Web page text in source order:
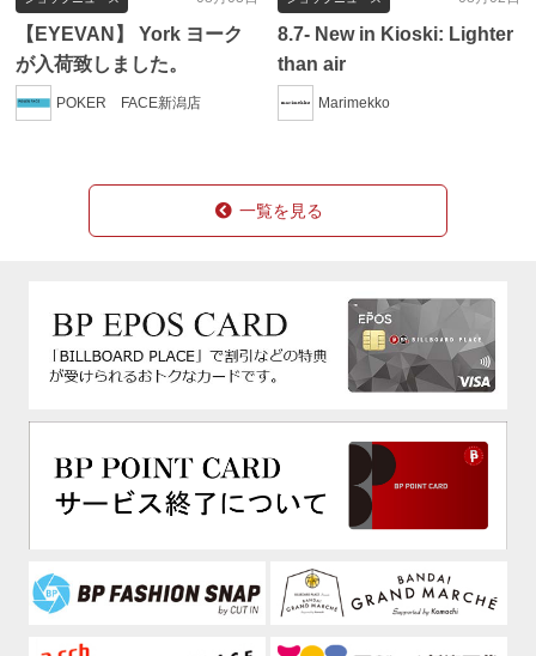
【EYEVAN】 York ヨーク
が入荷致しました。
POKER FACE新潟店
8.7- New in Kioski: Lighter
than air
Marimekko
一覧を見る